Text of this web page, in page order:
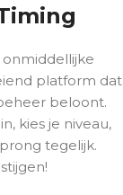
platform dat
beloont.
kies je niveau,
tegelijk.